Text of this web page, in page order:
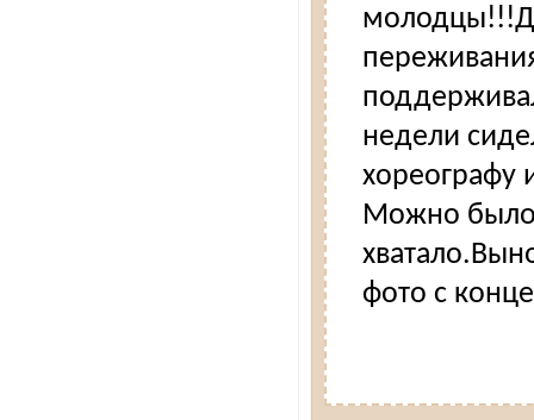
недели
хореографу
Можно было
фото с